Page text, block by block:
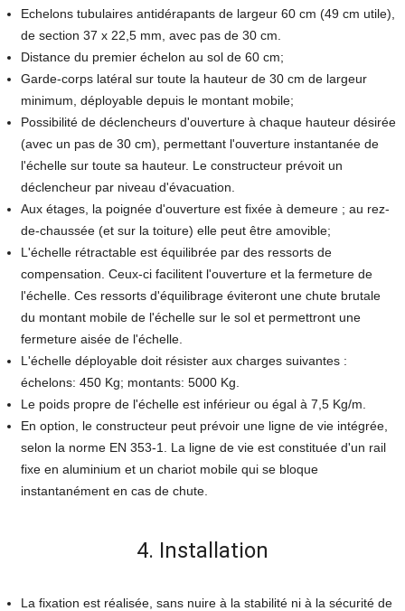
Echelons tubulaires antidérapants de largeur 60 cm (49 cm utile),
de section 37 x 22,5 mm, avec pas de 30 cm.
Distance du premier échelon au sol de 60 cm;
Garde-corps latéral sur toute la hauteur de 30 cm de largeur
minimum, déployable depuis le montant mobile;
Possibilité de déclencheurs d'ouverture à chaque hauteur désirée
(avec un pas de 30 cm), permettant l'ouverture instantanée de
l'échelle sur toute sa hauteur. Le constructeur prévoit un
déclencheur par niveau d'évacuation.
Aux étages, la poignée d'ouverture est fixée à demeure ; au rez-
de-chaussée (et sur la toiture) elle peut être amovible;
L'échelle rétractable est équilibrée par des ressorts de
compensation. Ceux-ci facilitent l'ouverture et la fermeture de
l'échelle. Ces ressorts d'équilibrage éviteront une chute brutale
du montant mobile de l'échelle sur le sol et permettront une
fermeture aisée de l'échelle.
L'échelle déployable doit résister aux charges suivantes :
échelons: 450 Kg; montants: 5000 Kg.
Le poids propre de l'échelle est inférieur ou égal à 7,5 Kg/m.
En option, le constructeur peut prévoir une ligne de vie intégrée,
selon la norme EN 353-1. La ligne de vie est constituée d'un rail
fixe en aluminium et un chariot mobile qui se bloque
instantanément en cas de chute.
4. Installation
La fixation est réalisée, sans nuire à la stabilité ni à la sécurité de